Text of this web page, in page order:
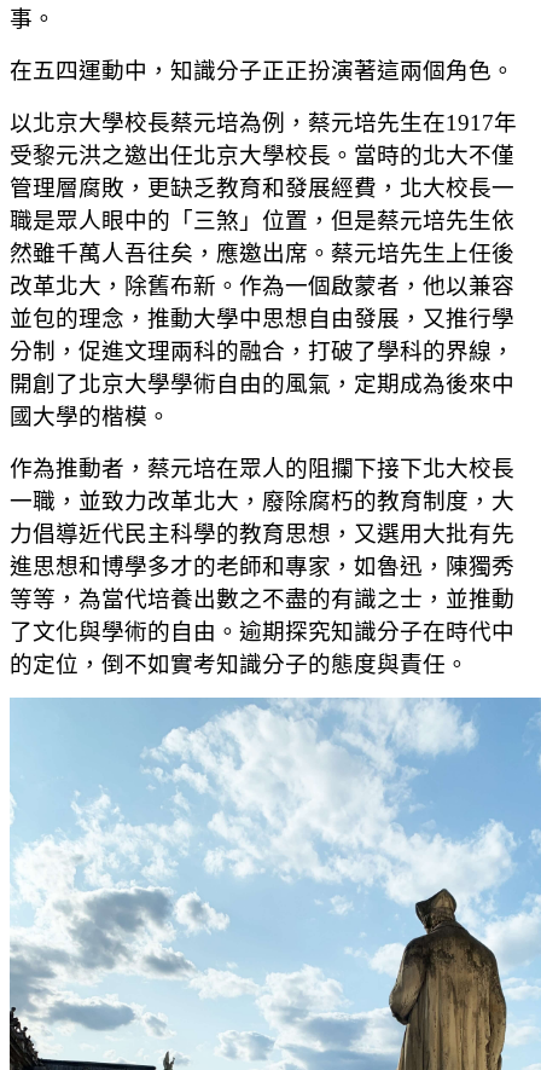
事。
在五四運動中，知識分子正正扮演著這兩個角色。
以北京大學校長蔡元培為例，蔡元培先生在1917年
受黎元洪之邀出任北京大學校長。當時的北大不僅
管理層腐敗，更缺乏教育和發展經費，北大校長一
職是眾人眼中的「三煞」位置，但是蔡元培先生依
然雖千萬人吾往矣，應邀出席。蔡元培先生上任後
改革北大，除舊布新。作為一個啟蒙者，他以兼容
並包的理念，推動大學中思想自由發展，又推行學
分制，促進文理兩科的融合，打破了學科的界線，
開創了北京大學學術自由的風氣，定期成為後來中
國大學的楷模。
作為推動者，蔡元培在眾人的阻攔下接下北大校長
一職，並致力改革北大，廢除腐朽的教育制度，大
力倡導近代民主科學的教育思想，又選用大批有先
進思想和博學多才的老師和專家，如魯迅，陳獨秀
等等，為當代培養出數之不盡的有識之士，並推動
了文化與學術的自由。逾期探究知識分子在時代中
的定位，倒不如實考知識分子的態度與責任。